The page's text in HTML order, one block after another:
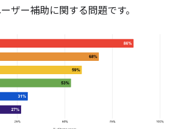
ザー補助に関する問題です。